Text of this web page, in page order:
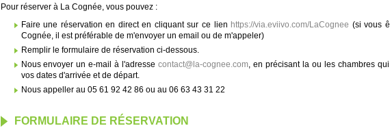
Pour réserver à La Cognée, vous pouvez :
Faire une réservation en direct en cliquant sur ce lien https://via.eviivo.com/LaCognee (si vous
Cognée, il est préférable de m'envoyer un email ou de m'appeler)
Remplir le formulaire de réservation ci-dessous.
Nous envoyer un e-mail à l'adressecontact@la-cognee.com, en précisant la ou les chambres
vos dates d'arrivée et de départ.
Nous appeller au 05 61 92 42 86 ou au 06 63 43 31 22
FORMULAIRE DE RÉSERVATION